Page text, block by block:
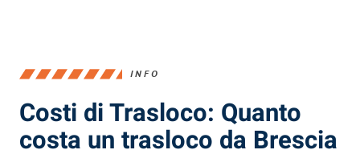
INFO
Costi di Trasloco: Quanto
costa un trasloco da Brescia